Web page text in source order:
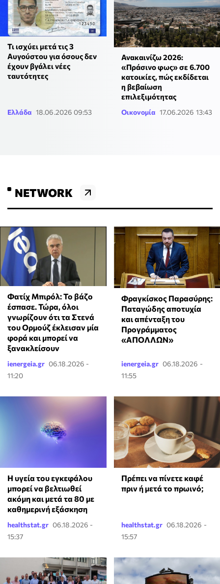
Τι ισχύει μετά τις 3
Αυγούστου για όσους δεν
έχουν βγάλει νέες
ταυτότητες
Ελλάδα 18.06.2026 09:53
Ανακαινίζω 2026:
«Πράσινο φως» σε 6.700
κατοικίες, πώς εκδίδεται
η βεβαίωση
επιλεξιμότητας
Οικονομία 17.06.2026 13:43
NETWORK
Φατίχ Μπιρόλ: Το βάζο
έσπασε. Τώρα, όλοι
γνωρίζουν ότι τα Στενά
του Ορμούζ έκλεισαν μία
φορά και μπορεί να
ξανακλείσουν
ienergeia.gr 06.18.2026 -
11:20
Φραγκίσκος Παρασύρης:
Παταγώδης αποτυχία
και απένταξη του
Προγράμματος
«ΑΠΟΛΛΩΝ»
ienergeia.gr 06.18.2026 -
11:55
Η υγεία του εγκεφάλου
μπορεί να βελτιωθεί
ακόμη και μετά τα 80 με
καθημερινή εξάσκηση
healthstat.gr 06.18.2026 -
15:37
Πρέπει να πίνετε καφέ
πριν ή μετά το πρωινό;
healthstat.gr 06.18.2026 -
15:57